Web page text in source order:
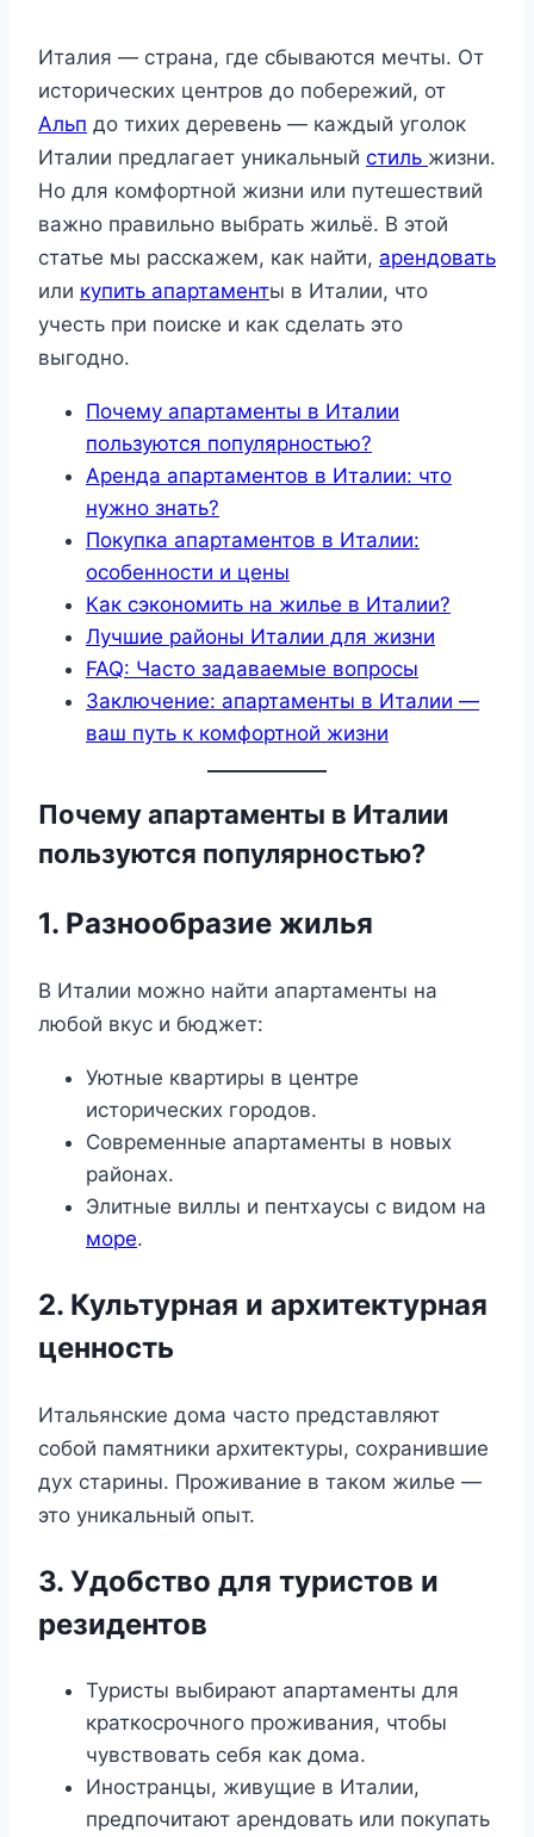
Италия — страна, где сбываются мечты. От
исторических центров до побережий, от
Альп до тихих деревень — каждый уголок
Италии предлагает уникальный стиль жизни.
Но для комфортной жизни или путешествий
важно правильно выбрать жильё. В этой
статье мы расскажем, как найти, арендовать
или купить апартаменты в Италии, что
учесть при поиске и как сделать это
выгодно.
Почему апартаменты в Италии
пользуются популярностью?
Аренда апартаментов в Италии: что
нужно знать?
Покупка апартаментов в Италии:
особенности и цены
Как сэкономить на жилье в Италии?
Лучшие районы Италии для жизни
FAQ: Часто задаваемые вопросы
Заключение: апартаменты в Италии —
ваш путь к комфортной жизни
Почему апартаменты в Италии
пользуются популярностью?
1. Разнообразие жилья
В Италии можно найти апартаменты на
любой вкус и бюджет:
Уютные квартиры в центре
исторических городов.
Современные апартаменты в новых
районах.
Элитные виллы и пентхаусы с видом на
море.
2. Культурная и архитектурная
ценность
Итальянские дома часто представляют
собой памятники архитектуры, сохранившие
дух старины. Проживание в таком жилье —
это уникальный опыт.
3. Удобство для туристов и
резидентов
Туристы выбирают апартаменты для
краткосрочного проживания, чтобы
чувствовать себя как дома.
Иностранцы, живущие в Италии,
предпочитают арендовать или покупать